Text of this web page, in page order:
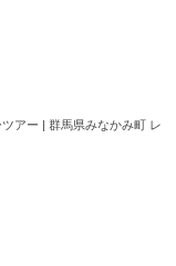
アー | 群馬県みなかみ町 レ